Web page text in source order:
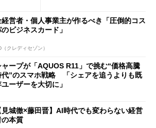
経営者・個人事業主が作るべき「圧倒的コス
ビジネスカード」
（クレディセゾン）
ャープが「AQUOS R11」で挑む“価格高騰
代”のスマホ戦略 「シェアを追うよりも既
ーザーを大切に」
見城徹×藤田晋】AI時代でも変わらない経営
の本質